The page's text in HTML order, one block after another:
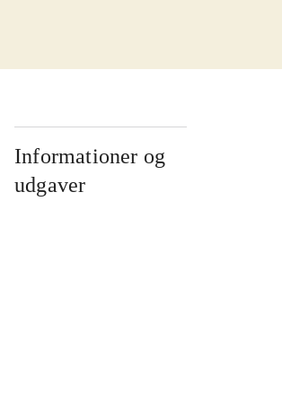
Informationer og
udgaver